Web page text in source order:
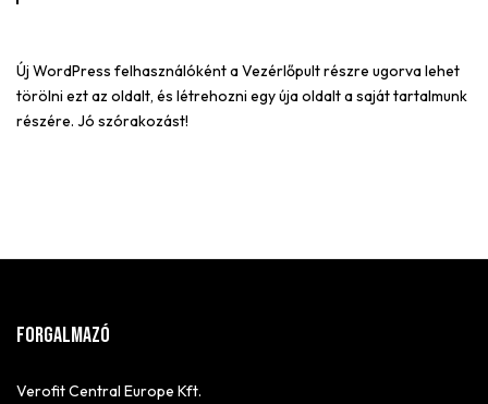
Új WordPress felhasználóként aVezérlőpultrészre ugorva lehet
törölni ezt az oldalt, és létrehozni egy úja oldalt a saját tartalmunk
részére. Jó szórakozást!
FORGALMAZÓ
Verofit Central Europe Kft.